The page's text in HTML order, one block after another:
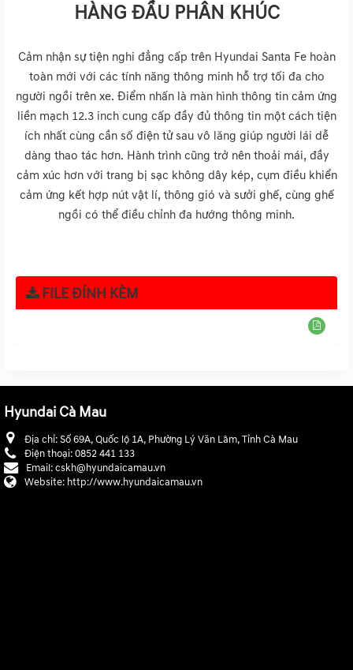
HÀNG ĐẦU PHÂN KHÚC
Cảm nhận sự tiện nghi đẳng cấp trên Hyundai Santa Fe hoàn
toàn mới với các tính năng thông minh hỗ trợ tối đa cho
người ngồi trên xe. Điểm nhấn là màn hình thông tin cảm ứng
liền mạch 12.3 inch cung cấp đầy đủ thông tin một cách tiện
ích nhất cùng cần số điện tử sau vô lăng giúp người lái dễ
dàng thao tác hơn. Hành trình cũng trở nên thoải mái, đầy
cảm xúc hơn với trang bị sạc không dây kép, cụm điều khiển
cảm ứng kết hợp nút vật lí, thông gió và sưởi ghế, cùng ghế
ngồi có thể điều chỉnh đa hướng thông minh.
FILE ĐÍNH KÈM
Hyundai Cà Mau
Địa chỉ:Số 69A, Quốc lộ 1A, Phường Lý Văn Lâm, Tỉnh Cà Mau
Điện thoại:0852 441 133
Email:cskh@hyundaicamau.vn
Website: http://www.hyundaicamau.vn